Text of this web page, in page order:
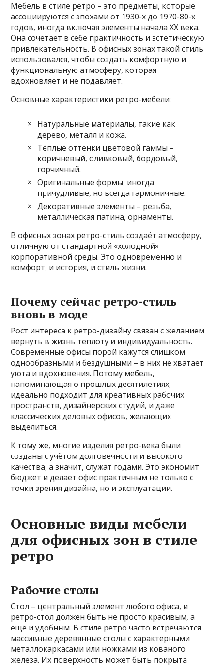
Мебель в стиле ретро – это предметы, которые
ассоциируются с эпохами от 1930-х до 1970-80-х
годов, иногда включая элементы начала XX века.
Она сочетает в себе практичность и эстетическую
привлекательность. В офисных зонах такой стиль
использовался, чтобы создать комфортную и
функциональную атмосферу, которая
вдохновляет и не подавляет.
Основные характеристики ретро-мебели:
Натуральные материалы, такие как
дерево, металл и кожа.
Тёплые оттенки цветовой гаммы –
коричневый, оливковый, бордовый,
горчичный.
Оригинальные формы, иногда
причудливые, но всегда гармоничные.
Декоративные элементы – резьба,
металлическая патина, орнаменты.
В офисных зонах ретро-стиль создаёт атмосферу,
отличную от стандартной «холодной»
корпоративной среды. Это одновременно и
комфорт, и история, и стиль жизни.
Почему сейчас ретро-стиль
вновь в моде
Рост интереса к ретро-дизайну связан с желанием
вернуть в жизнь теплоту и индивидуальность.
Современные офисы порой кажутся слишком
однообразными и бездушными – в них не хватает
уюта и вдохновения. Потому мебель,
напоминающая о прошлых десятилетиях,
идеально подходит для креативных рабочих
пространств, дизайнерских студий, и даже
классических деловых офисов, желающих
выделиться.
К тому же, многие изделия ретро-века были
созданы с учётом долговечности и высокого
качества, а значит, служат годами. Это экономит
бюджет и делает офис практичным не только с
точки зрения дизайна, но и эксплуатации.
Основные виды мебели
для офисных зон в стиле
ретро
Рабочие столы
Стол – центральный элемент любого офиса, и
ретро-стол должен быть не просто красивым, а
ещё и удобным. В стиле ретро часто встречаются
массивные деревянные столы с характерными
металлокаркасами или ножками из кованого
железа. Их поверхность может быть покрыта